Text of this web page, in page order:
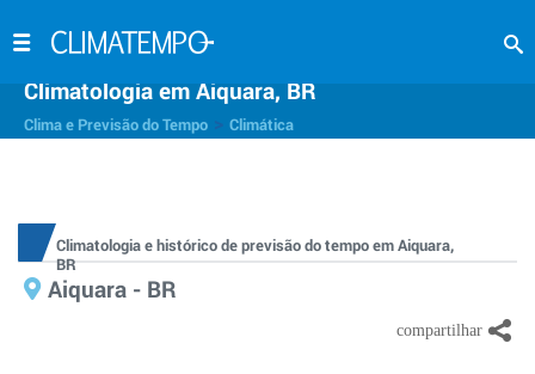
Climatologia em Aiquara, BR
Clima e Previsão do Tempo Climática
Climatologia e histórico de previsão do tempo em Aiquara,
BR
Aiquara - BR